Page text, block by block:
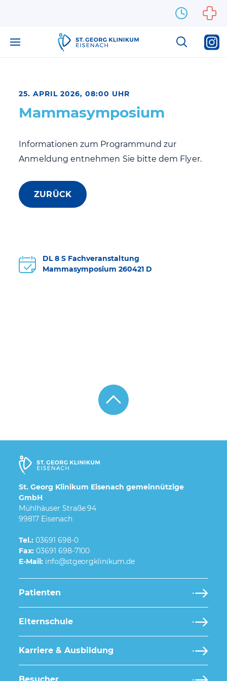
25. APRIL 2026, 08:00 UHR
Mammasymposium
Informationen zum Programmund zur
Anmeldung entnehmen Sie bitte dem Flyer.
ZURÜCK
DL 8 S Fachveranstaltung
Mammasymposium 260421 D
St. Georg Klinikum Eisenach gemeinnützige
GmbH
Mühlhäuser Straße 94
99817 Eisenach
Tel.: 03691 698-0
Fax: 03691 698-7100
E-Mail:
Patienten
Elternschule
Karriere & Ausbildung